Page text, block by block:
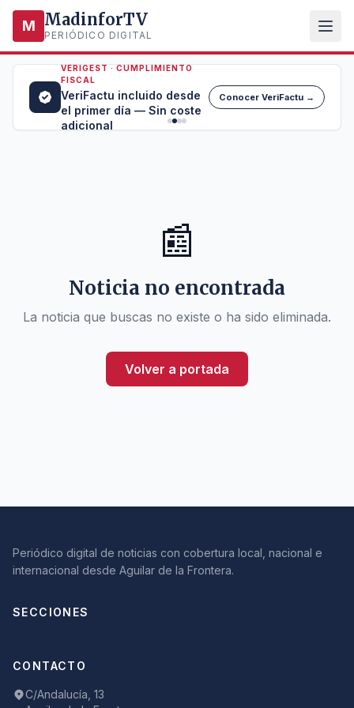
M MadinforTV
PERIÓDICO DIGITAL
VERIGEST · CUMPLIMIENTO
FISCAL
VeriFactu incluido desde
el primer día — Sin coste
adicional
Conocer VeriFactu →
📰
Noticia no encontrada
La noticia que buscas no existe o ha sido eliminada.
Volver a portada
Periódico digital de noticias con cobertura local, nacional e
internacional desde Aguilar de la Frontera.
SECCIONES
CONTACTO
C/Andalucía, 13